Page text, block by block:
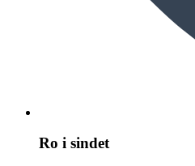
Ro i sindet